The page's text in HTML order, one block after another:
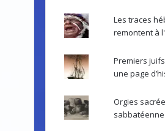
Les traces
remontent à
Premiers
une page
Orgies
sabbatéenne